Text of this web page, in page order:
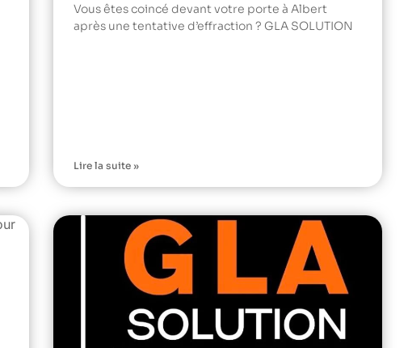
Vous êtes coincé devant votre porte à Albert
après une tentative d’effraction ? GLA SOLUTION
Lire la suite »